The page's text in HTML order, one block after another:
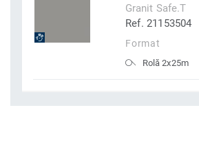
Granit Safe.T
Ref. 21153504
Format
Rolă 2x25m